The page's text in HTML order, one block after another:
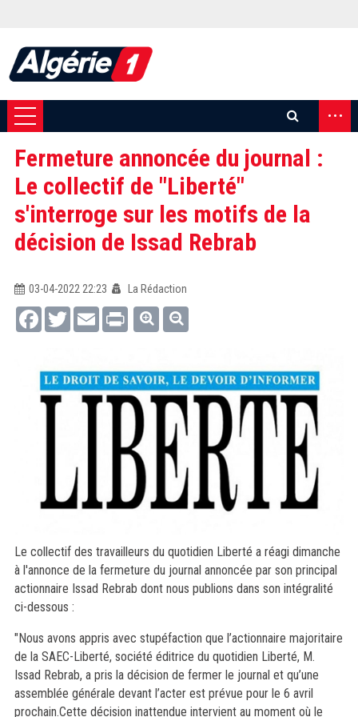
...
Fermeture annoncée du journal :
Le collectif de "Liberté"
s'interroge sur les motifs de la
décision de Issad Rebrab
03-04-2022 22:23
La Rédaction
FacebookTwitterEmail Print
Le collectif des travailleurs du quotidien Liberté a réagi dimanche
à l'annonce de la fermeture du journal annoncée par son principal
actionnaire Issad Rebrab dont nous publions dans son intégralité
ci-dessous :
"Nous avons appris avec stupéfaction que l’actionnaire majoritaire
de la SAEC-Liberté, société éditrice du quotidien Liberté, M.
Issad Rebrab, a pris la décision de fermer le journal et qu’une
assemblée générale devant l’acter est prévue pour le 6 avril
prochain.Cette décision inattendue intervient au moment où le